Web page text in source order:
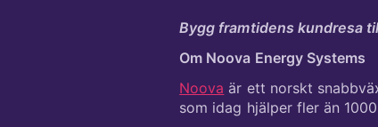
Bygg framtidens kundresa
Om Noova Energy Systems
Noova är ett norskt
som idag hjälper fler än